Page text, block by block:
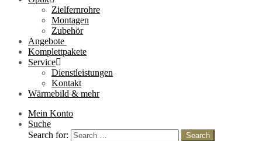
Zielfernrohre
Montagen
Zubehör
Angebote
Komplettpakete
Service
Dienstleistungen
Kontakt
Wärmebild & mehr
Mein Konto
Suche
Search for:
Search